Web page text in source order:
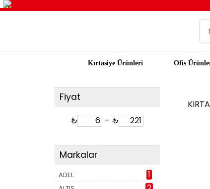
Kırtasiye Ürünleri Ofis
Fiyat
₺ – ₺
Markalar
ADEL 1